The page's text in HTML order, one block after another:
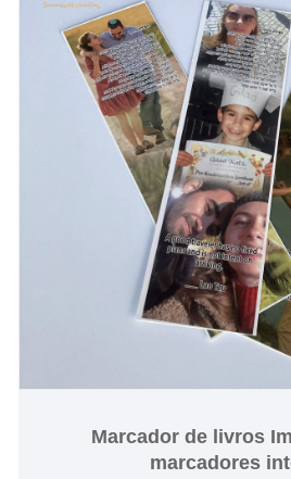
Marcador de livros
marcadores